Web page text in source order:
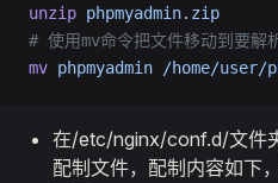
unzip phpmyadmin.zip
# 使用mv命令把文件移动到要解
mv phpmyadmin /home/user/
在/etc/nginx/conf.d/文件
配制文件，配制内容如下